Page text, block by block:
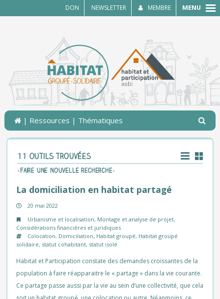
DON NEWSLETTER MEMBRE MENU
| Ressources | Thématiques
11 outils trouvées
-Faire une nouvelle recherche-
La domiciliation en habitat partagé
20 mai 2022
Urbanisme et localisation, Montage et analyse de projet,
Considérations financières et juridiques
Colocation, Domiciliation, Habitat groupé, Habitat groupé
solidaire, statut cohabitant, statut isolé
Habitat et Participation constate des demandes croissantes de la
population à faire réapparaitre le « partage » dans la vie courante.
Ce partage passe aussi par la vie au sein d’une collectivité, que cela